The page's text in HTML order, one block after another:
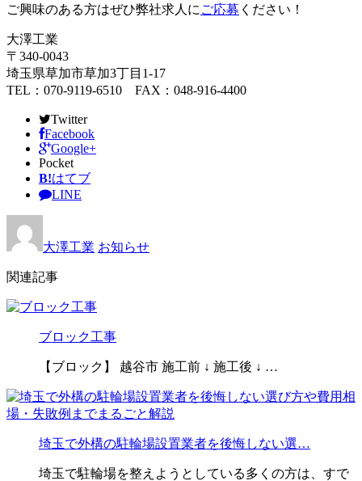
ご興味のある方はぜひ弊社求人に ご応募 ください！
大澤工業
〒340-0043
埼玉県草加市草加3丁目1-17
TEL：070-9119-6510 FAX：048-916-4400
Twitter
Facebook
Google+
Pocket
B!はてブ
LINE
大澤工業 お知らせ
関連記事
ブロック工事
【ブロック】 越谷市 施工前 ↓ 施工後 ↓ …
埼玉で外構の駐輪場設置業者を後悔しない選…
埼玉で駐輪場を整えようとしている多くの方は、すで